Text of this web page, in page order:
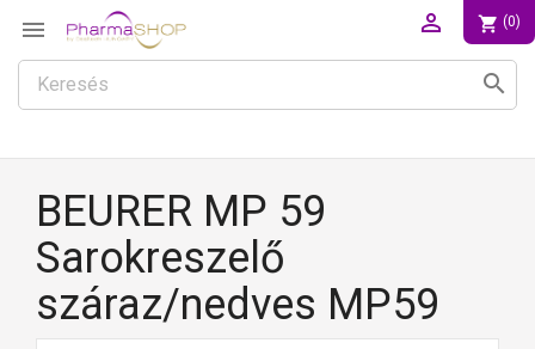
 shopping_cart (0)

search
BEURER MP 59
Sarokreszelő
száraz/nedves MP59